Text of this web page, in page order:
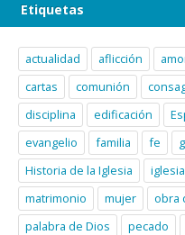
Etiquetas
actualidad aflicción
cartas
comunión
disciplina
edificación
evangelio
familia fe
Historia de la Iglesia
iglesia
matrimonio
mujer obra
palabra de Dios
pecado